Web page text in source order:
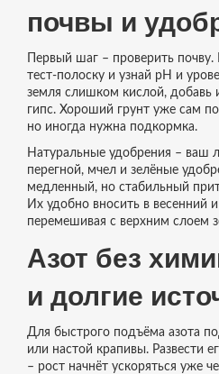
почвы и
Первый шаг – проверить
тест‑полоску и узнай pH и
земля слишком кислой, добавь
гипс. Хороший грунт уже сам
но иногда нужна подкормка.
Натуральные удобрения – ваш
перегной, мчел и зелёные
медленный, но стабильный
Их удобно вносить в весенний
перемешивая с верхним слоем
Азот без
и долгие
Для быстрого подъёма азота
или настой крапивы. Развести
– рост начнёт ускоряться уже